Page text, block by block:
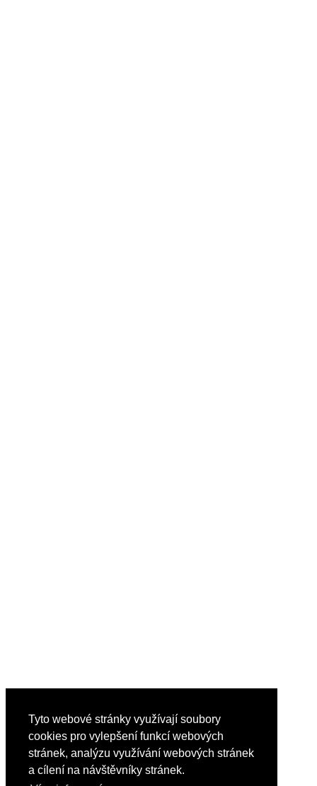
Tyto webové stránky využívají soubory
cookies pro vylepšení funkcí webových
stránek, analýzu využívání webových stránek
a cílení na návštěvníky stránek.